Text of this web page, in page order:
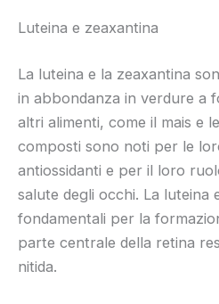
Luteina e zeaxantina
La luteina e la zeaxantina
in abbondanza in verdure a
altri alimenti, come il mais e
composti sono noti per le
antiossidanti e per il loro
salute degli occhi. La luteina
fondamentali per la
parte centrale della retina
nitida.